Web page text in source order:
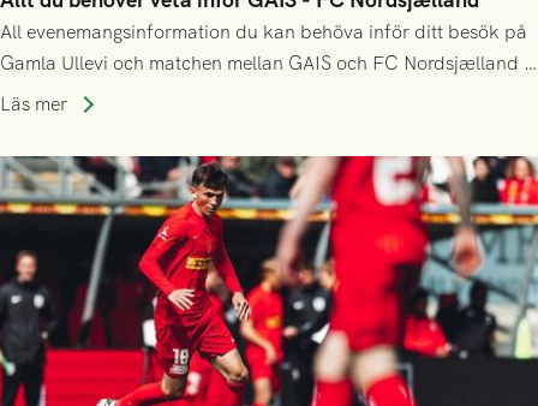
All evenemangsinformation du kan behöva inför ditt besök på
Gamla Ullevi och matchen mellan GAIS och FC Nordsjælland i
kvalet till Conference League! Avspark kl 19.00 på torsdag
Läs mer